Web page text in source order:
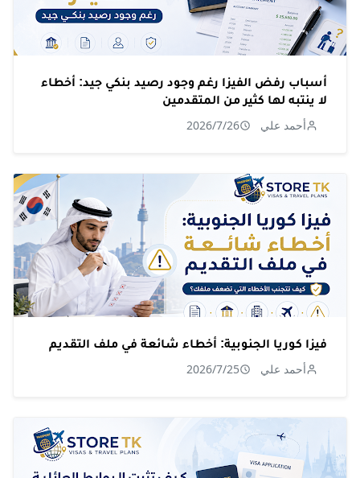
أسباب رفض الفيزا رغم وجود رصيد بنكي جيد: أخطاء
لا ينتبه لها كثير من المتقدمين
أحمد علي 2026/7/26
فيزا كوريا الجنوبية: أخطاء شائعة في ملف التقديم
أحمد علي 2026/7/25